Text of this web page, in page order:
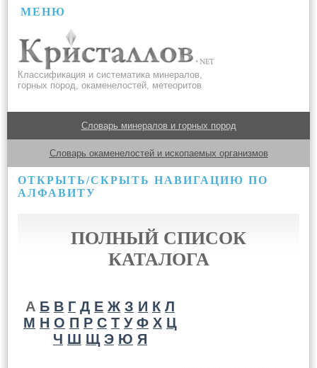
МЕНЮ
Классификация и систематика минералов,
горных пород, окаменелостей, метеоритов
Словарь минералов и горных пород
Словарь окаменелостей и ископаемых организмов
ОТКРЫТЬ/СКРЫТЬ НАВИГАЦИЮ ПО
АЛФАВИТУ
ПОЛНЫЙ СПИСОК
КАТАЛОГА
А Б В Г Д Е Ж З И К Л
М Н О П Р С Т У Ф Х Ц
Ч Ш Щ Э Ю Я